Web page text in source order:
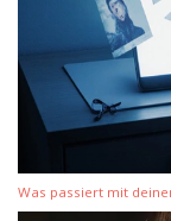
Was passiert mit